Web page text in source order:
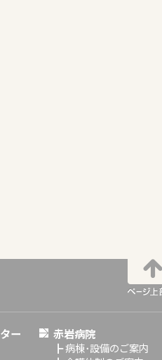
ー 赤岩病院
┣病棟･設備のご案内